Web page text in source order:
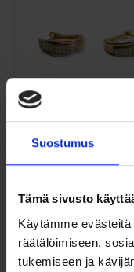
Suostumus
Tämä sivusto
Käytämme
räätälöimiseen,
tukemiseen ja
Kohinoor
Korvakorut
8272 zirkoniat
795,00€
Kohinoor 133-8272
korvakorut zirkonikivillä.